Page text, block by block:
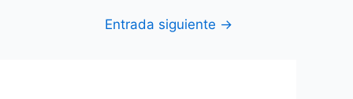
Entrada siguiente →